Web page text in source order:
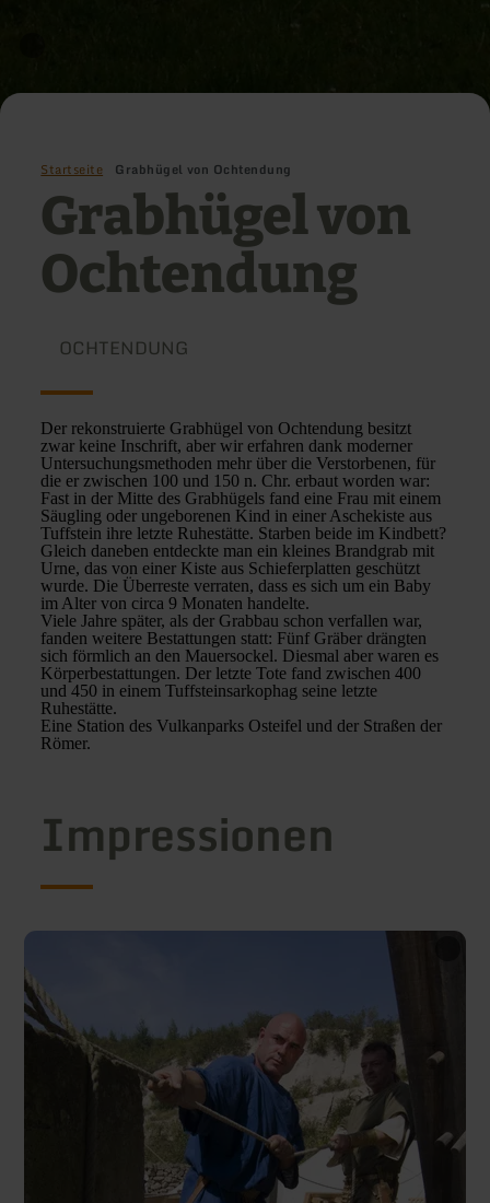
Startseite Grabhügel von Ochtendung
Grabhügel von
Ochtendung
OCHTENDUNG
Der rekonstruierte Grabhügel von Ochtendung besitzt
zwar keine Inschrift, aber wir erfahren dank moderner
Untersuchungsmethoden mehr über die Verstorbenen, für
die er zwischen 100 und 150 n. Chr. erbaut worden war:
Fast in der Mitte des Grabhügels fand eine Frau mit einem
Säugling oder ungeborenen Kind in einer Aschekiste aus
Tuffstein ihre letzte Ruhestätte. Starben beide im Kindbett?
Gleich daneben entdeckte man ein kleines Brandgrab mit
Urne, das von einer Kiste aus Schieferplatten geschützt
wurde. Die Überreste verraten, dass es sich um ein Baby
im Alter von circa 9 Monaten handelte.
Viele Jahre später, als der Grabbau schon verfallen war,
fanden weitere Bestattungen statt: Fünf Gräber drängten
sich förmlich an den Mauersockel. Diesmal aber waren es
Körperbestattungen. Der letzte Tote fand zwischen 400
und 450 in einem Tuffsteinsarkophag seine letzte
Ruhestätte.
Eine Station des Vulkanparks Osteifel und der Straßen der
Römer.
Impressionen